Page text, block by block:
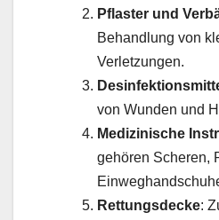
Pflaster und
Behandlung von
Verletzungen.
von Wunden und
Medizinische
gehören Scheren,
Rettungsdecke: